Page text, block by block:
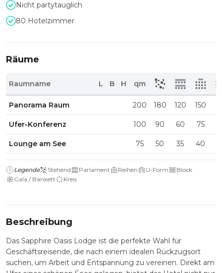
Nicht partytauglich
80 Hotelzimmer
Räume
Raumname L B H qm
Panorama Raum 200 180 120 150
Ufer-Konferenz 100 90 60 75
Lounge am See 75 50 35 40
Legende Stehend Parlament Reihen U-Form
Block
Gala / Bankett
Kreis
Beschreibung
Das Sapphire Oasis Lodge ist die perfekte Wahl für
Geschäftsreisende, die nach einem idealen Rückzugsort
suchen, um Arbeit und Entspannung zu vereinen. Direkt am